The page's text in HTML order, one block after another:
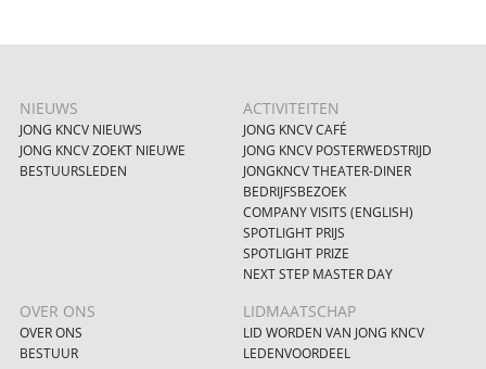
NIEUWS
JONG KNCV NIEUWS
JONG KNCV ZOEKT NIEUWE
BESTUURSLEDEN
ACTIVITEITEN
JONG KNCV CAFÉ
JONG KNCV POSTERWEDSTRIJD
JONGKNCV THEATER-DINER
BEDRIJFSBEZOEK
COMPANY VISITS (ENGLISH)
SPOTLIGHT PRIJS
SPOTLIGHT PRIZE
NEXT STEP MASTER DAY
OVER ONS
OVER ONS
BESTUUR
LIDMAATSCHAP
LID WORDEN VAN JONG KNCV
LEDENVOORDEEL